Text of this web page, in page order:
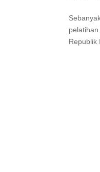
Republik